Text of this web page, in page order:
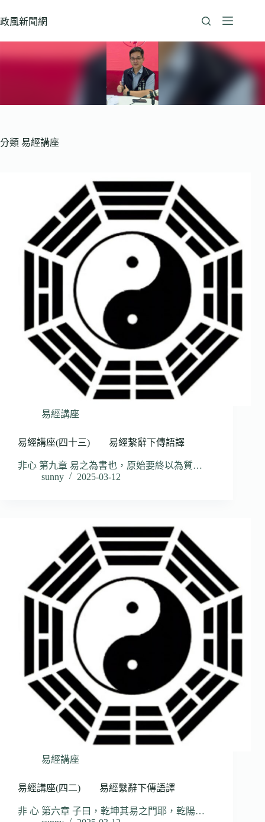
至
政風新聞網
分類 易經講座
易經講座
易經講座(四十三) 易經繫辭下傳語譯
非心 第九章 易之為書也，原始要終以為質…
sunny
2025-03-12
易經講座
易經講座(四二) 易經繫辭下傳語譯
非 心 第六章 子曰，乾坤其易之門耶，乾陽…